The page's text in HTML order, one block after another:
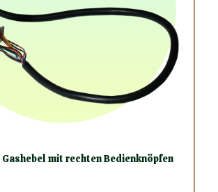
mit rechten Bedienknöpfen